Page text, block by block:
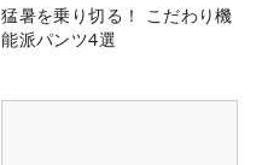
猛暑を乗り切る！ こだわり機
能派パンツ4選